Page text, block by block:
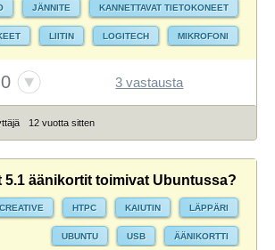
JÄNNITE KANNETTAVAT TIETOKONEET
LIITIN LOGITECH MIKROFONI
0 3 vastausta
12 vuotta sitten
5.1 äänikortit toimivat Ubuntussa?
CREATIVE HTPC KAIUTIN LÄPPÄRI
UBUNTU USB ÄÄNIKORTTI